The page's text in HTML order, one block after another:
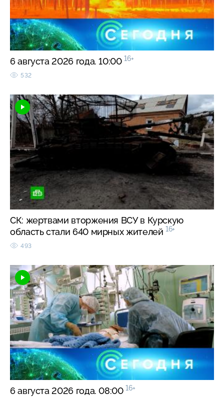
6 августа 2026 года. 10:00 16+
532
СК: жертвами вторжения ВСУ в Курскую
область стали 640 мирных жителей 16+
493
6 августа 2026 года. 08:00 16+